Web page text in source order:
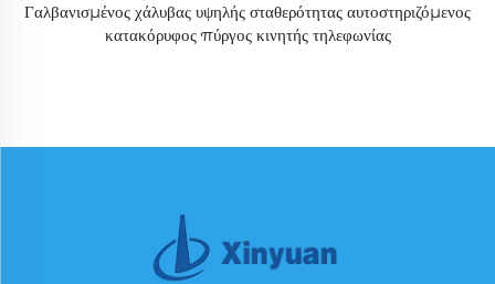
Γαλβανισμένος χάλυβας υψηλής σταθερότητας αυτοστηριζόμενος
κατακόρυφος πύργος κινητής τηλεφωνίας